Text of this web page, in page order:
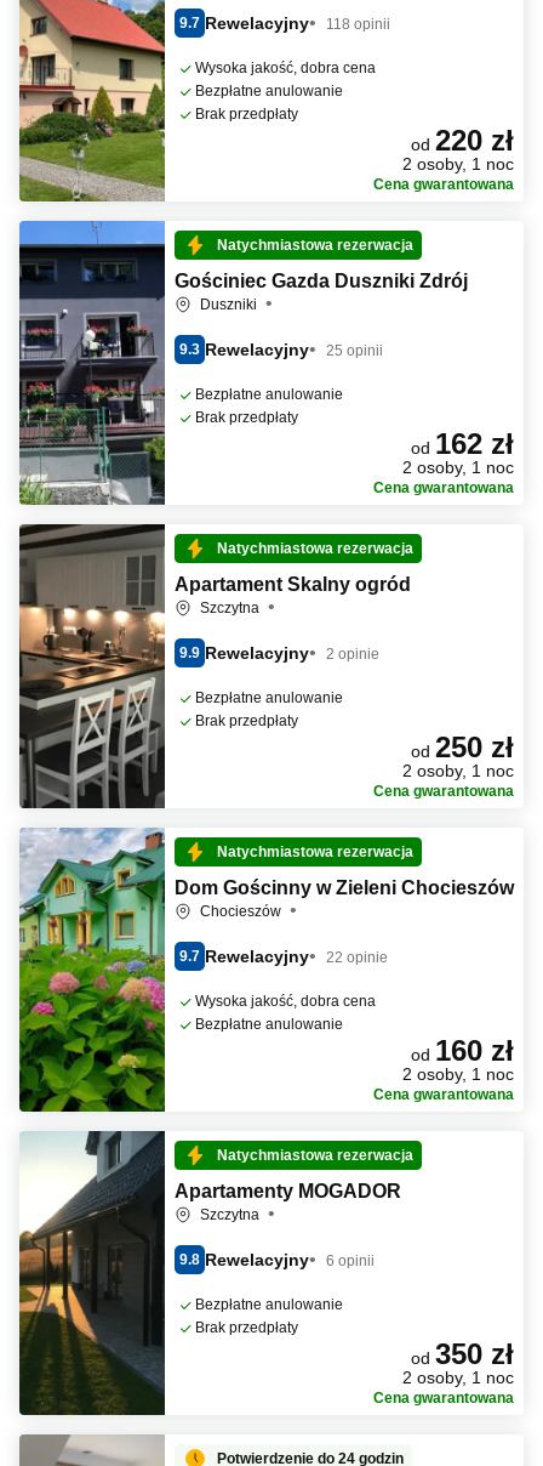
9.7 Rewelacyjny 118 opinii
Wysoka jakość, dobra cena
Bezpłatne anulowanie
Brak przedpłaty
od 220 zł
2 osoby, 1 noc
Cena gwarantowana
Natychmiastowa rezerwacja
Gościniec Gazda Duszniki Zdrój
Duszniki
9.3 Rewelacyjny 25 opinii
Bezpłatne anulowanie
Brak przedpłaty
od 162 zł
2 osoby, 1 noc
Cena gwarantowana
Natychmiastowa rezerwacja
Apartament Skalny ogród
Szczytna
9.9 Rewelacyjny 2 opinie
Bezpłatne anulowanie
Brak przedpłaty
od 250 zł
2 osoby, 1 noc
Cena gwarantowana
Natychmiastowa rezerwacja
Dom Gościnny w Zieleni Chocieszów
Chocieszów
9.7 Rewelacyjny 22 opinie
Wysoka jakość, dobra cena
Bezpłatne anulowanie
od 160 zł
2 osoby, 1 noc
Cena gwarantowana
Natychmiastowa rezerwacja
Apartamenty MOGADOR
Szczytna
9.8 Rewelacyjny 6 opinii
Bezpłatne anulowanie
Brak przedpłaty
od 350 zł
2 osoby, 1 noc
Cena gwarantowana
Potwierdzenie do 24 godzin